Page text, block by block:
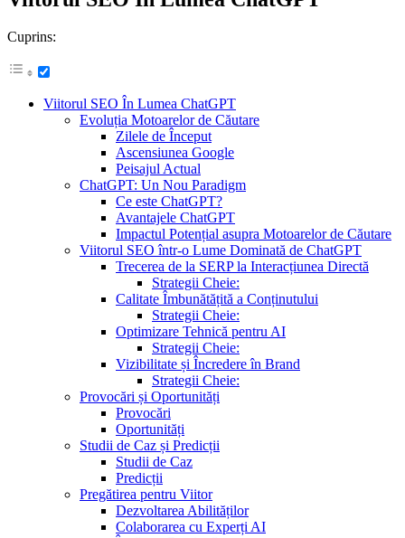
Cuprins:
Viitorul SEO În Lumea ChatGPT
Evoluția Motoarelor de Căutare
Zilele de Început
Ascensiunea Google
Peisajul Actual
ChatGPT: Un Nou Paradigm
Ce este ChatGPT?
Avantajele ChatGPT
Impactul Potențial asupra Motoarelor de Căutare
Viitorul SEO într-o Lume Dominată de ChatGPT
Trecerea de la SERP la Interacțiunea Directă
Strategii Cheie:
Calitate Îmbunătățită a Conținutului
Strategii Cheie:
Optimizare Tehnică pentru AI
Strategii Cheie:
Vizibilitate și Încredere în Brand
Strategii Cheie:
Provocări și Oportunități
Provocări
Oportunități
Studii de Caz și Predicții
Studii de Caz
Predicții
Pregătirea pentru Viitor
Dezvoltarea Abilităților
Colaborarea cu Experți AI